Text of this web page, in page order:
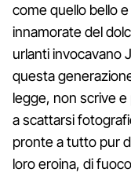
come quello bello
innamorate del
urlanti invocavano
questa
legge, non scrive
a scattarsi
pronte a tutto pur
loro eroina, di